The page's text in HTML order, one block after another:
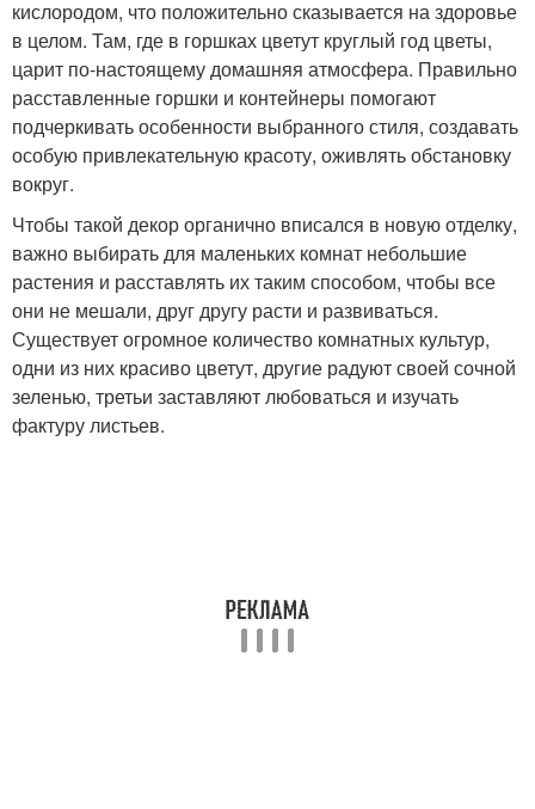
кислородом, что положительно сказывается на здоровье
в целом. Там, где в горшках цветут круглый год цветы,
царит по-настоящему домашняя атмосфера. Правильно
расставленные горшки и контейнеры помогают
подчеркивать особенности выбранного стиля, создавать
особую привлекательную красоту, оживлять обстановку
вокруг.
Чтобы такой декор органично вписался в новую отделку,
важно выбирать для маленьких комнат небольшие
растения и расставлять их таким способом, чтобы все
они не мешали, друг другу расти и развиваться.
Существует огромное количество комнатных культур,
одни из них красиво цветут, другие радуют своей сочной
зеленью, третьи заставляют любоваться и изучать
фактуру листьев.